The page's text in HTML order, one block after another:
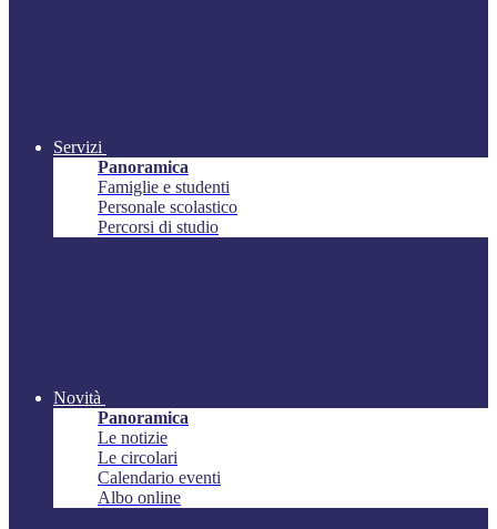
Servizi
Panoramica
Famiglie e studenti
Personale scolastico
Percorsi di studio
Novità
Panoramica
Le notizie
Le circolari
Calendario eventi
Albo online